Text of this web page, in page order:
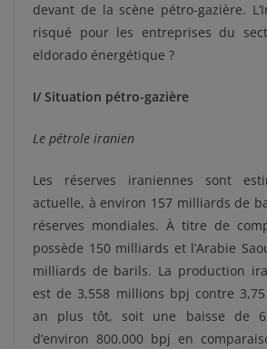
devant de la scène pétro-gazière.
risqué pour les entreprises du
eldorado énergétique ?
I/ Situation pétro-gazière
Le pétrole iranien
Les réserves iraniennes sont
actuelle, à environ 157 milliards de
réserves mondiales. À titre de
possède 150 milliards et l’Arabie
milliards de barils. La production
est de 3,558 millions bpj contre
an plus tôt, soit une baisse de
d’environ 800.000 bpj en